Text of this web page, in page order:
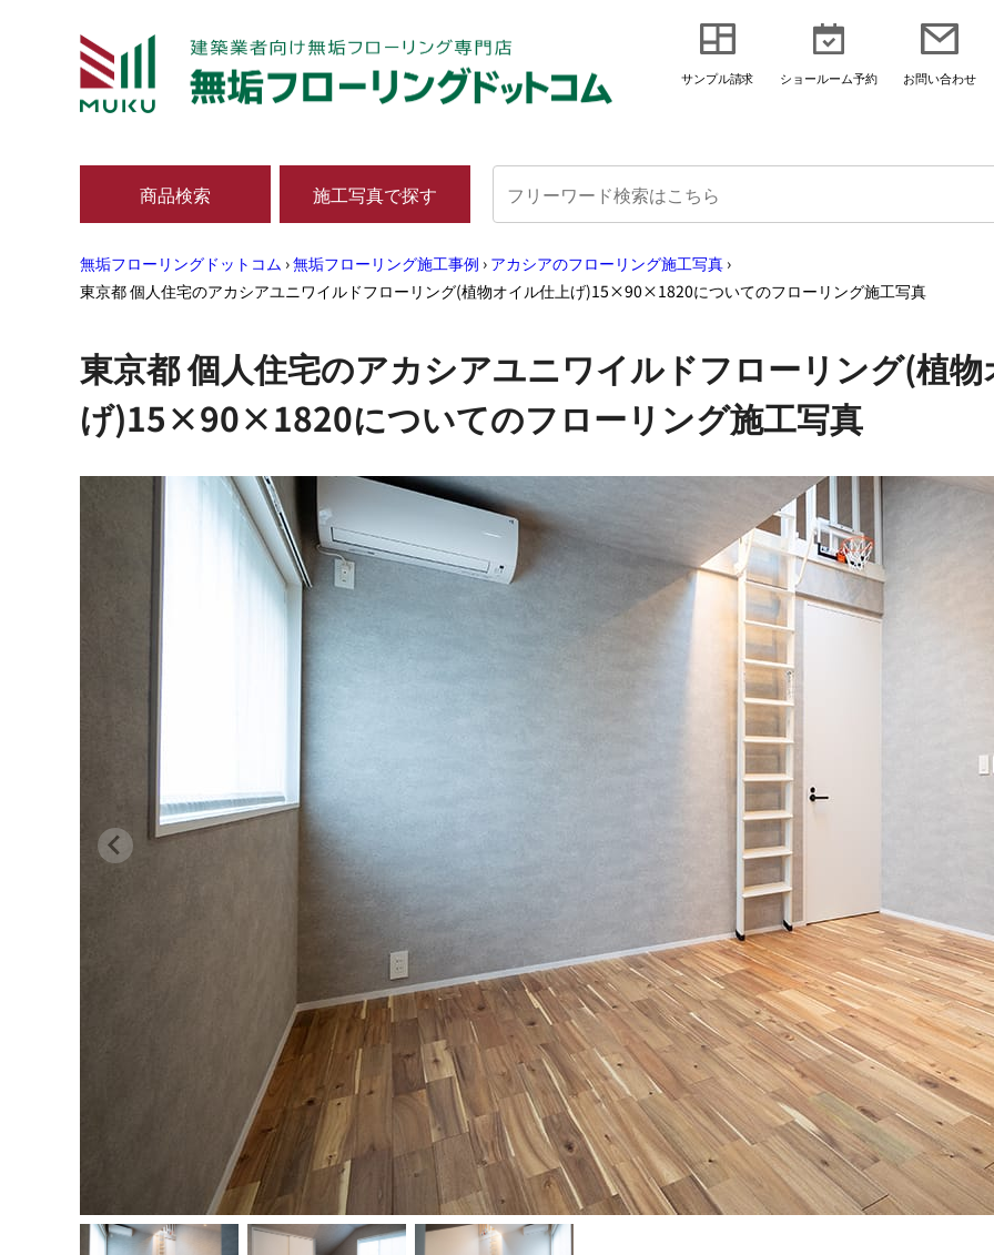
サンプル請求 ショールーム予約 お問い合わせ
商品検索 施工写真で探す
無垢フローリングドットコム ›無垢フローリング施工事例 › アカシアのフローリング施工写真 ›
東京都 個人住宅のアカシアユニワイルドフローリング(植物オイル仕上げ)15×90×1820についてのフローリング施工写真
東京都 個人住宅のアカシアユニワイルドフローリング(植
げ)15×90×1820についてのフローリング施工写真